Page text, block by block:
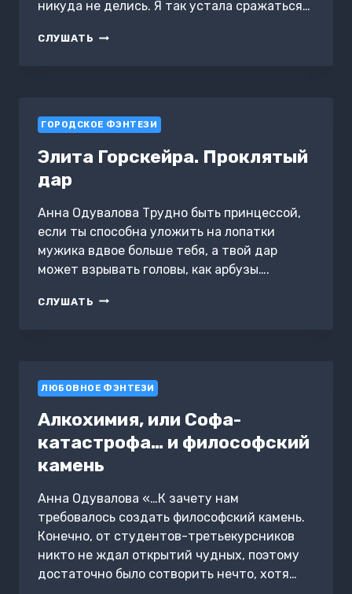
никуда не делись. Я так устала сражаться…
СЛУШАТЬ ПЫЛАЮЩАЯ
ГОРОДСКОЕ ФЭНТЕЗИ
Элита Горскейра. Проклятый
дар
Анна Одувалова Трудно быть принцессой,
если ты способна уложить на лопатки
мужика вдвое больше тебя, а твой дар
может взрывать головы, как арбузы….
СЛУШАТЬ ЭЛИТА
ЛЮБОВНОЕ ФЭНТЕЗИ
Алкохимия, или Софа-
катастрофа… и философский
камень
Анна Одувалова «…К зачету нам
требовалось создать философский камень.
Конечно, от студентов-третьекурсников
никто не ждал открытий чудных, поэтому
достаточно было сотворить нечто, хотя…